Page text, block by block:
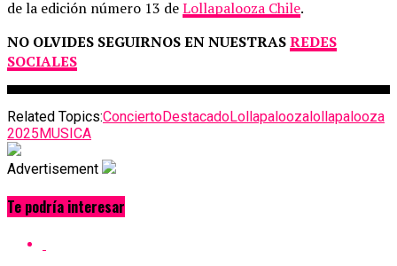
de la edición número 13 deLollapalooza Chile.
NO OLVIDES SEGUIRNOS EN NUESTRASREDES
SOCIALES
Related Topics:ConciertoDestacadoLollapaloozalollapalooza
2025MUSICA
Advertisement
Te podría interesar